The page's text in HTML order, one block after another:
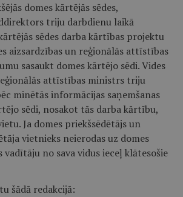
domes kārtējās sēdes,
triju darbdienu laikā
sēdes darba kārtības projektu
aizsardzības un reģionālās attīstības
sasaukt domes kārtējo sēdi. Vides
attīstības ministrs triju
minētās informācijas saņemšanas
sēdi, nosakot tās darba kārtību,
Ja domes priekšsēdētājs un
vietnieks neierodas uz domes
vadītāju no sava vidus ieceļ klātesošie
šādā redakcijā: